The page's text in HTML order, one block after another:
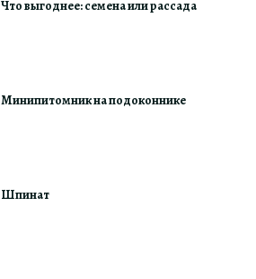
Что выгоднее: семена или рассада
Минипитомник на подоконнике
Шпинат